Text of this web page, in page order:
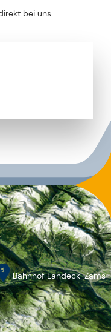
bei uns
Bahnhof Landeck-Zams